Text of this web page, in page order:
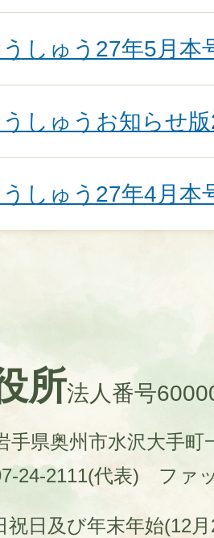
しゅう27年5月本
しゅうお知らせ
しゅう27年4月本
所法人番号
県奥州市水沢大手町
24-2111(代表)
ファ
祝日及び年末年始(12